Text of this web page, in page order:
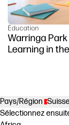
Éducation
Warringa
Learning in
Pays/Région
Sélectionnez